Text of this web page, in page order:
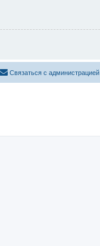
Связаться с администрацией